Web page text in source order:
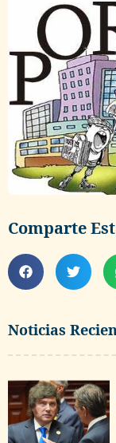
Noticias
Comparte